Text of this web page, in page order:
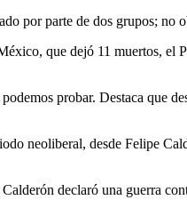
por parte de dos grupos; no
que dejó 11 muertos, el
probar. Destaca que
neoliberal, desde Felipe
declaró una guerra